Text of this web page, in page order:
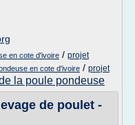
en cote d'ivoire / projet
en cote d'ivoire / projet
la poule pondeuse
de poulet -